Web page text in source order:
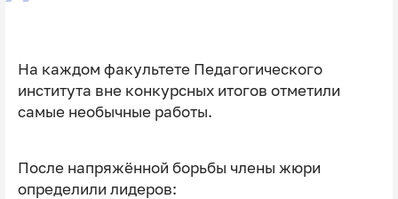
На каждом факультете Педагогического
института вне конкурсных итогов отметили
самые необычные работы.
После напряжённой борьбы члены жюри
определили лидеров: